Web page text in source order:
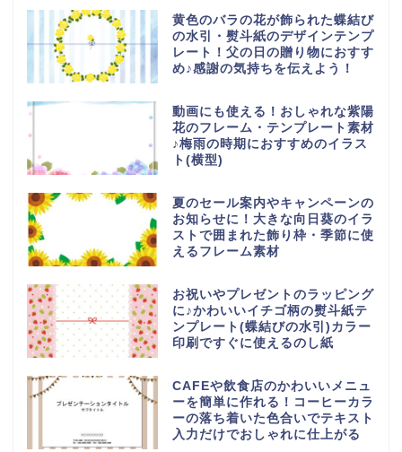
黄色のバラの花が飾られた蝶結び
の水引・熨斗紙のデザインテンプ
レート！父の日の贈り物におすす
め♪感謝の気持ちを伝えよう！
動画にも使える！おしゃれな紫陽
花のフレーム・テンプレート素材
♪梅雨の時期におすすめのイラス
ト(横型)
夏のセール案内やキャンペーンの
お知らせに！大きな向日葵のイラ
ストで囲まれた飾り枠・季節に使
えるフレーム素材
お祝いやプレゼントのラッピング
に♪かわいいイチゴ柄の熨斗紙テ
ンプレート(蝶結びの水引)カラー
印刷ですぐに使えるのし紙
CAFEや飲食店のかわいいメニュ
ーを簡単に作れる！コーヒーカラ
ーの落ち着いた色合いでテキスト
入力だけでおしゃれに仕上がる